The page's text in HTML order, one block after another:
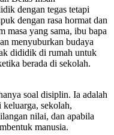
dengan tegas tetapi
dengan rasa hormat dan
masa yang sama, ibu bapa
menyuburkan budaya
dididik di rumah untuk
berada di sekolah.
soal disiplin. Ia adalah
keluarga, sekolah,
nilai, dan apabila
manusia.